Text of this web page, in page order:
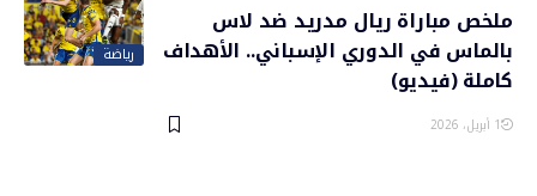
رياضة
ملخص مباراة ريال مدريد ضد لاس
بالماس في الدوري الإسباني.. الأهداف
كاملة (فيديو)
1 أبريل، 2026